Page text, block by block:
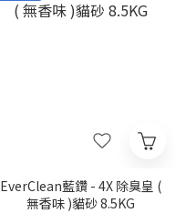
EverClean藍鑽 - 4X 除臭皇 (
無香味 )貓砂 8.5KG